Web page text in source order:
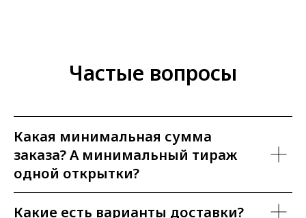
Частые вопросы
Какая минимальная сумма
заказа? А минимальный тираж
одной открытки?
Какие есть варианты доставки?